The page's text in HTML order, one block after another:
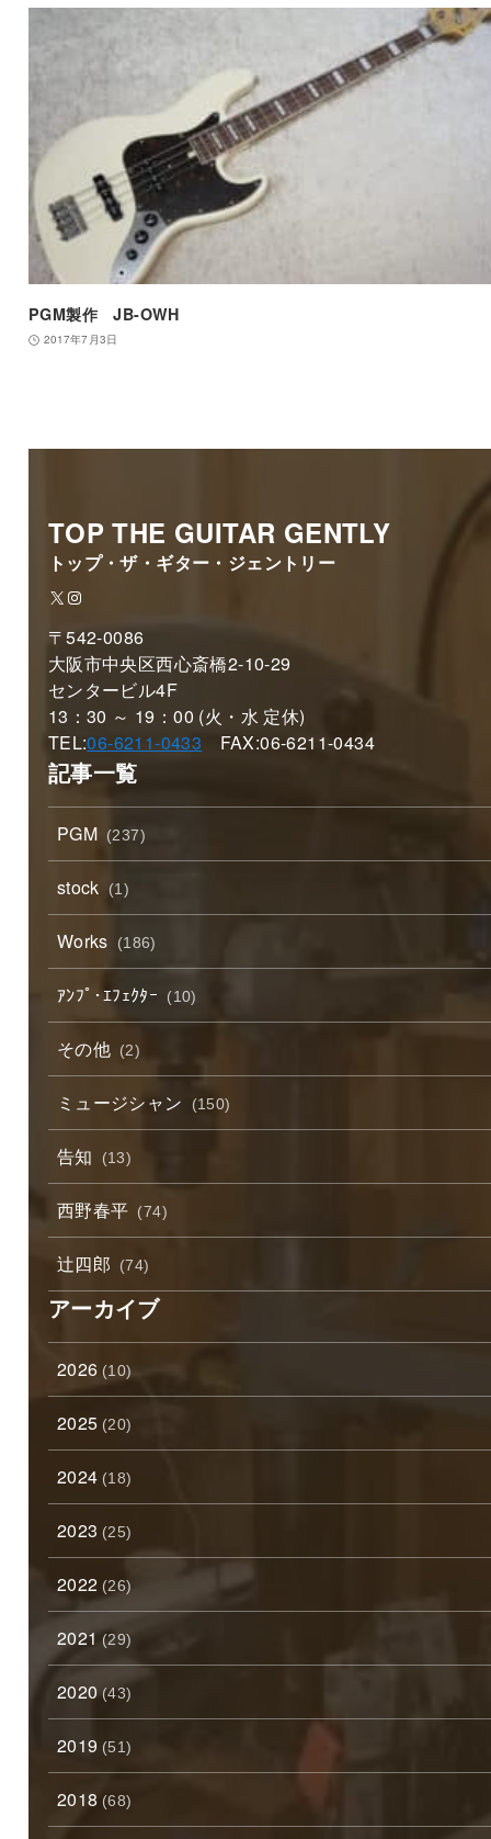
PGM製作 JB-OWH
2017年7月3日
TOP THE GUITAR GENTLY
トップ・ザ・ギター・ジェントリー
X Instagram
〒542-0086
大阪市中央区西心斎橋2-10-29
センタービル4F
13：30 ～ 19：00 (火・水 定休)
TEL:06-6211-0433 FAX:06-6211-0434
記事一覧
PGM (237)
stock (1)
Works (186)
ｱﾝﾌﾟ･ｴﾌｪｸﾀｰ (10)
その他 (2)
ミュージシャン (150)
告知 (13)
西野春平 (74)
辻四郎 (74)
アーカイブ
2026 (10)
2025 (20)
2024 (18)
2023 (25)
2022 (26)
2021 (29)
2020 (43)
2019 (51)
2018 (68)